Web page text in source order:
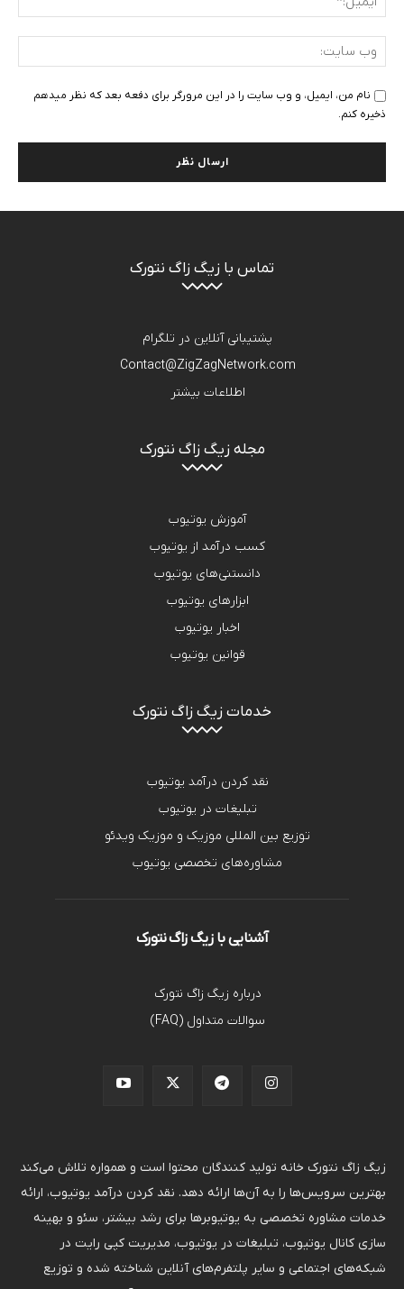
نام من، ایمیل، و وب سایت را در این مرورگر برای دفعه بعد که نظر میدهم
ذخیره کنم.
تماس با زیگ زاگ نتورک
پشتیبانی آنلاین در تلگرام
Contact@ZigZagNetwork.com
اطلاعات بیشتر
مجله زیگ زاگ نتورک
آموزش یوتیوب
کسب درآمد از یوتیوب
دانستنی‌های یوتیوب
ابزارهای یوتیوب
اخبار یوتیوب
قوانین یوتیوب
خدمات زیگ زاگ نتورک
نقد کردن درآمد یوتیوب
تبلیغات در یوتیوب
توزیع بین المللی موزیک و موزیک ویدئو
مشاوره‌های تخصصی یوتیوب
آشنایی با زیگ زاگ نتورک
درباره زیگ زاگ نتورک
سوالات متداول (FAQ)
زیگ زاگ نتورک خانه تولید کنندگان محتوا است و همواره تلاش می‌کند
بهترین سرویس‌ها را به آن‌ها ارائه دهد. نقد کردن درآمد یوتیوب، ارائه
خدمات مشاوره تخصصی به یوتیوبرها برای رشد بیشتر، سئو و بهینه
سازی کانال یوتیوب، تبلیغات در یوتیوب، مدیریت کپی رایت در
شبکه‌های اجتماعی و سایر پلتفرم‌های آنلاین شناخته شده و توزیع